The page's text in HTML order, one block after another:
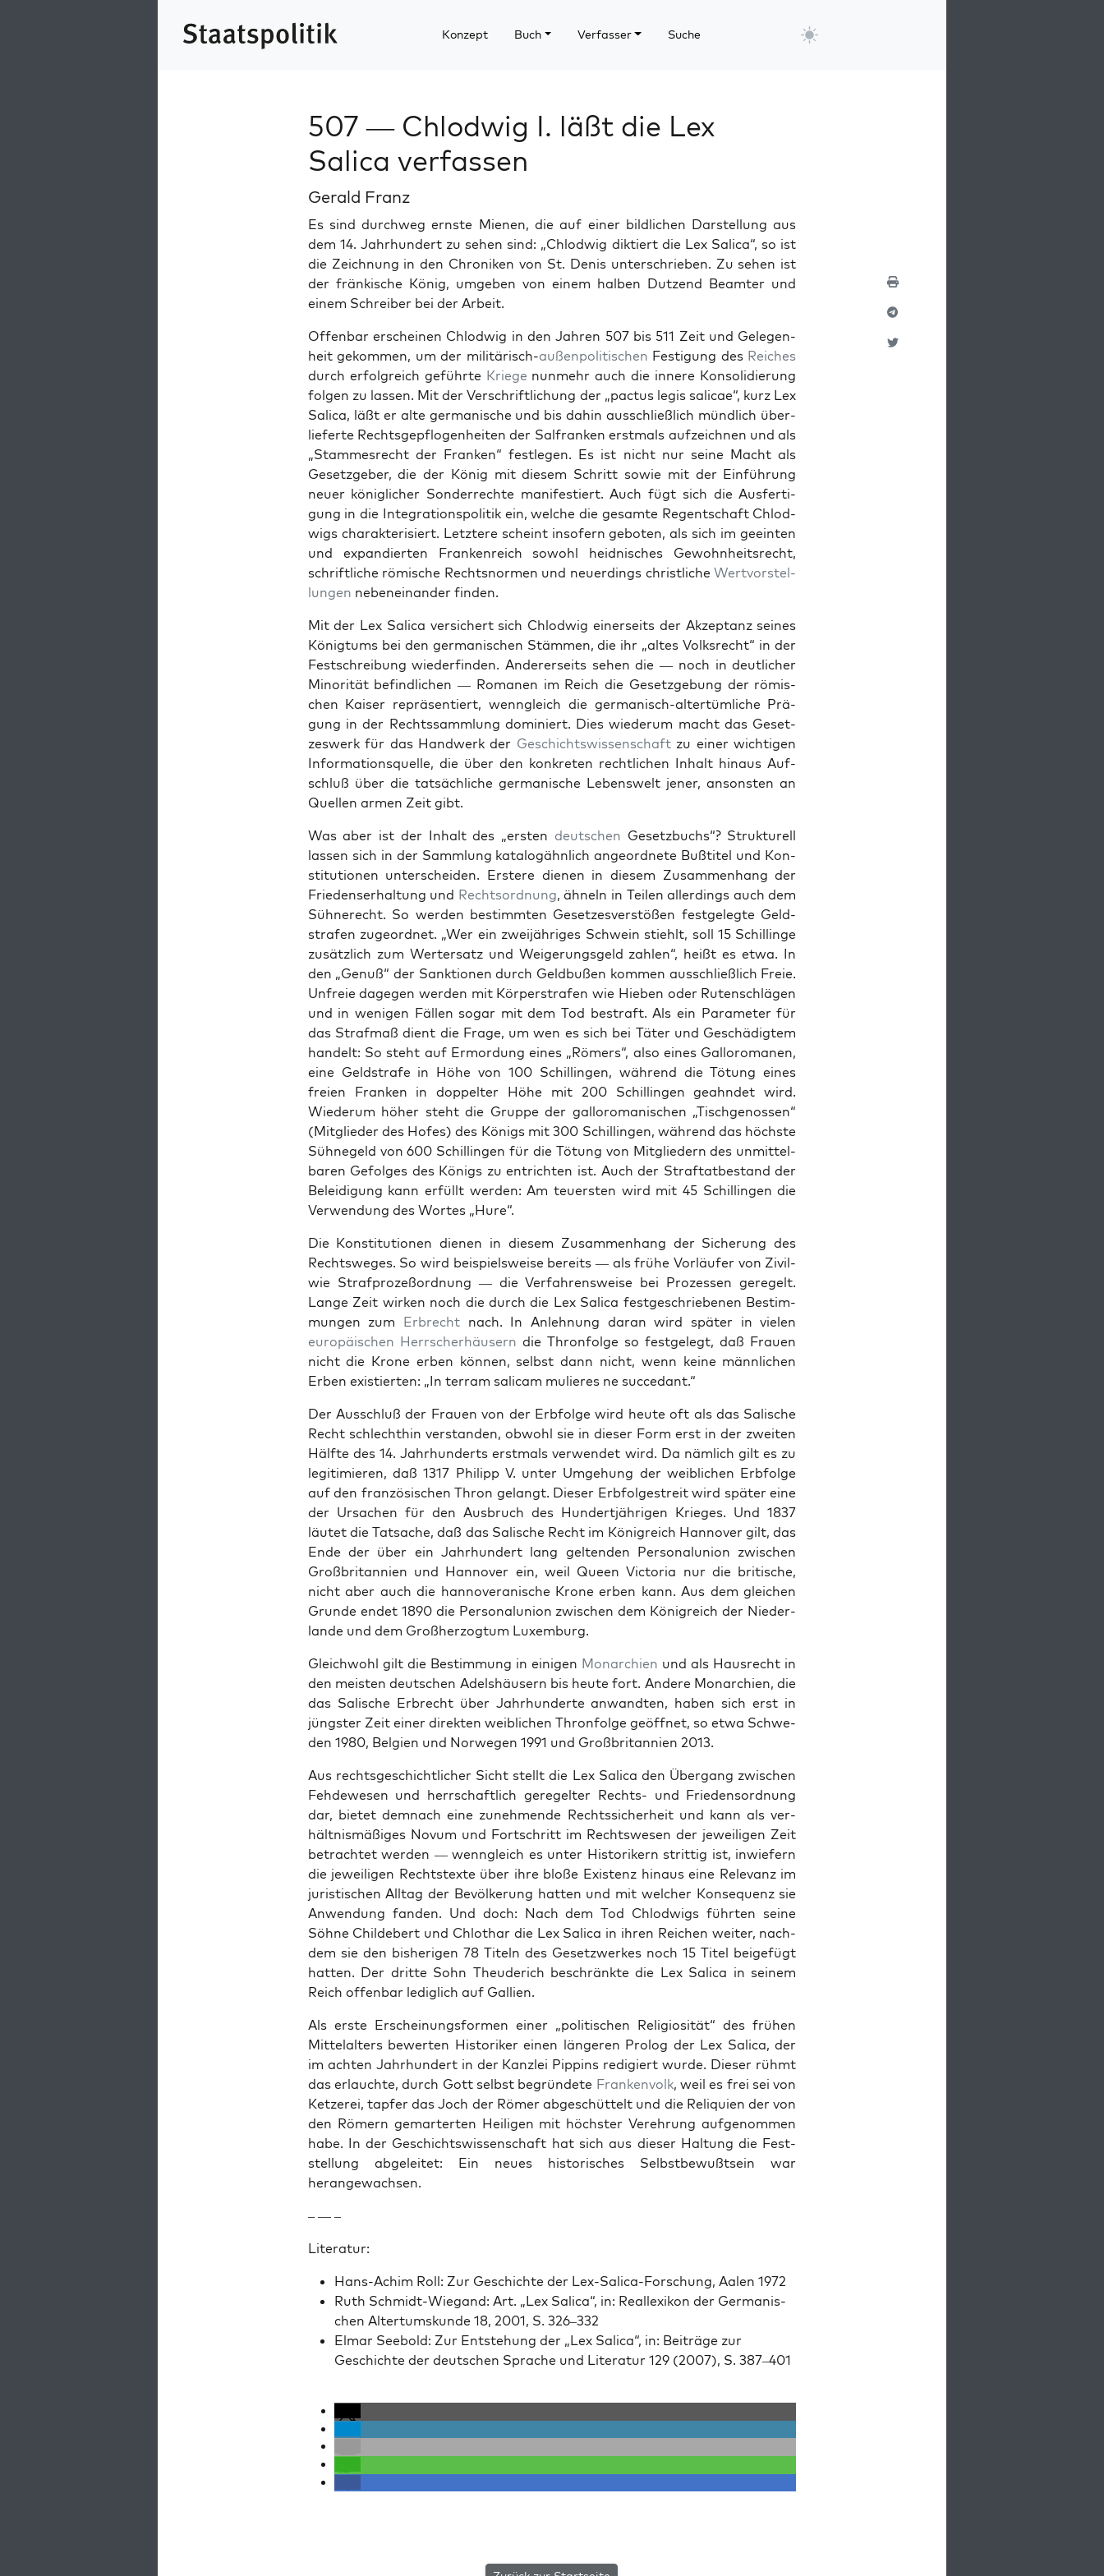
Konzept Buch Verfasser Suche
507 — Chlodwig I. läßt die Lex
Salica verfassen
Gerald Franz
Es sind durch­weg ern­ste Mienen, die auf ein­er bildlichen Darstel­lung aus
dem 14. Jahrhun­dert zu sehen sind: „Chlod­wig dik­tiert die Lex Sal­i­ca“, so ist
die Zeich­nung in den Chroniken von St. Denis unter­schrieben. Zu sehen ist
der fränkische König, umgeben von einem hal­ben Dutzend Beamter und
einem Schreiber bei der Arbeit.
Offen­bar erscheinen Chlod­wig in den Jahren 507 bis 511 Zeit und Gele­gen­
heit gekom­men, um der mil­itärisch-außen­poli­tis­chen Fes­ti­gung des Reich­es
durch erfol­gre­ich geführte Kriege nun­mehr auch die innere Kon­so­li­dierung
fol­gen zu lassen. Mit der Ver­schriftlichung der „pactus legis sal­i­cae“, kurz Lex
Sal­i­ca, läßt er alte ger­man­is­che und bis dahin auss­chließlich mündlich über­
lieferte Rechts­gepflo­gen­heit­en der Sal­franken erst­mals aufze­ich­nen und als
„Stammes­recht der Franken“ fes­tle­gen. Es ist nicht nur seine Macht als
Geset­zge­ber, die der König mit diesem Schritt sowie mit der Ein­führung
neuer königlich­er Son­der­rechte man­i­festiert. Auch fügt sich die Aus­fer­ti­
gung in die Inte­gra­tionspoli­tik ein, welche die gesamte Regentschaft Chlod­
wigs charak­ter­isiert. Let­ztere scheint insofern geboten, als sich im geein­ten
und expandierten Franken­re­ich sowohl hei­d­nis­ches Gewohn­heit­srecht,
schriftliche römis­che Recht­snor­men und neuerd­ings christlicheWertvorstel­
lun­gen nebeneinan­der find­en.
Mit der Lex Sal­i­ca ver­sichert sich Chlod­wig ein­er­seits der Akzep­tanz seines
König­tums bei den ger­man­is­chen Stäm­men, die ihr „altes Volk­srecht“ in der
Festschrei­bung wiederfind­en. Ander­er­seits sehen die — noch in deut­lich­er
Minorität befind­lichen — Roma­nen im Reich die Geset­zge­bung der römis­
chen Kaiser repräsen­tiert, wen­ngle­ich die ger­man­isch-altertüm­liche Prä­
gung in der Rechtssamm­lung dominiert. Dies wiederum macht das Geset­
zeswerk für das Handw­erk der Geschichtswis­senschaftzu ein­er wichti­gen
Infor­ma­tion­squelle, die über den konkreten rechtlichen Inhalt hin­aus Auf­
schluß über die tat­säch­liche ger­man­is­che Lebenswelt jen­er, anson­sten an
Quellen armen Zeit gibt.
Was aber ist der Inhalt des „ersten deutschen Geset­zbuchs“? Struk­turell
lassen sich in der Samm­lung kat­a­logähn­lich ange­ord­nete Bußti­tel und Kon­
sti­tu­tio­nen unter­schei­den. Erstere dienen in diesem Zusam­men­hang der
Friedenser­hal­tung und Recht­sor­d­nung, ähneln in Teilen allerd­ings auch dem
Süh­nerecht. So wer­den bes­timmten Geset­zesver­stößen fest­gelegte Geld­
strafen zuge­ord­net. „Wer ein zwei­jähriges Schwein stiehlt, soll 15 Schillinge
zusät­zlich zum Wert­er­satz und Weigerungs­geld zahlen“, heißt es etwa. In
den „Genuß“ der Sank­tio­nen durch Geld­bußen kom­men auss­chließlich Freie.
Unfreie dage­gen wer­den mit Kör­per­strafen wie Hieben oder Ruten­schlä­gen
und in weni­gen Fällen sog­ar mit dem Tod bestraft. Als ein Para­me­ter für
das Straf­maß dient die Frage, um wen es sich bei Täter und Geschädigtem
han­delt: So ste­ht auf Ermor­dung eines „Römers“, also eines Gal­loro­ma­nen,
eine Geld­strafe in Höhe von 100 Schillin­gen, während die Tötung eines
freien Franken in dop­pel­ter Höhe mit 200 Schillin­gen geah­n­det wird.
Wiederum höher ste­ht die Gruppe der gal­loro­man­is­chen „Tis­chgenossen“
(Mit­glieder des Hofes) des Königs mit 300 Schillin­gen, während das höch­ste
Süh­negeld von 600 Schillin­gen für die Tötung von Mit­gliedern des unmit­tel­
baren Gefolges des Königs zu entricht­en ist. Auch der Straftatbe­stand der
Belei­di­gung kann erfüllt wer­den: Am teuer­sten wird mit 45 Schillin­gen die
Ver­wen­dung des Wortes „Hure“.
Die Kon­sti­tu­tio­nen dienen in diesem Zusam­men­hang der Sicherung des
Rechtsweges. So wird beispiel­sweise bere­its — als frühe Vor­läufer von Ziv­il-
wie Straf­prozeßord­nung — die Ver­fahrensweise bei Prozessen geregelt.
Lange Zeit wirken noch die durch die Lex Sal­i­ca fest­geschriebe­nen Bes­tim­
mungen zum Erbrecht nach. In Anlehnung daran wird später in vie­len
europäis­chen Herrscher­häusern die Thron­folge so fest­gelegt, daß Frauen
nicht die Kro­ne erben kön­nen, selb­st dann nicht, wenn keine männlichen
Erben existierten: „In ter­ram sali­cam mulieres ne suc­cedant.“
Der Auss­chluß der Frauen von der Erb­folge wird heute oft als das Salis­che
Recht schlechthin ver­standen, obwohl sie in dieser Form erst in der zweit­en
Hälfte des 14. Jahrhun­derts erst­mals ver­wen­det wird. Da näm­lich gilt es zu
legit­imieren, daß 1317 Philipp V. unter Umge­hung der weib­lichen Erb­folge
auf den franzö­sis­chen Thron gelangt. Dieser Erb­folgestre­it wird später eine
der Ursachen für den Aus­bruch des Hun­dertjähri­gen Krieges. Und 1837
läutet die Tat­sache, daß das Salis­che Recht im Kön­i­gre­ich Han­nover gilt, das
Ende der über ein Jahrhun­dert lang gel­tenden Per­son­alu­nion zwis­chen
Großbri­tan­nien und Han­nover ein, weil Queen Vic­to­ria nur die britis­che,
nicht aber auch die han­noveranis­che Kro­ne erben kann. Aus dem gle­ichen
Grunde endet 1890 die Per­son­alu­nion zwis­chen dem Kön­i­gre­ich der Nieder­
lande und dem Großher­zog­tum Lux­em­burg.
Gle­ich­wohl gilt die Bes­tim­mung in eini­gen Monar­chien und als Haus­recht in
den meis­ten deutschen Adelshäusern bis heute fort. Andere Monar­chien, die
das Salis­che Erbrecht über Jahrhun­derte anwandten, haben sich erst in
jüng­ster Zeit ein­er direk­ten weib­lichen Thron­folge geöffnet, so etwa Schwe­
den 1980, Bel­gien und Nor­we­gen 1991 und Großbri­tan­nien 2013.
Aus rechts­geschichtlich­er Sicht stellt die Lex Sal­i­ca den Über­gang zwis­chen
Fehdewe­sen und herrschaftlich geregel­ter Rechts- und Frieden­sor­d­nung
dar, bietet dem­nach eine zunehmende Rechtssicher­heit und kann als ver­
hält­nis­mäßiges Novum und Fortschritt im Rechtswe­sen der jew­eili­gen Zeit
betra­chtet wer­den — wen­ngle­ich es unter His­torik­ern strit­tig ist, inwiefern
die jew­eili­gen Recht­s­texte über ihre bloße Exis­tenz hin­aus eine Rel­e­vanz im
juris­tis­chen All­t­ag der Bevölkerung hat­ten und mit welch­er Kon­se­quenz sie
Anwen­dung fan­den. Und doch: Nach dem Tod Chlod­wigs führten seine
Söhne Childe­bert und Chlothar die Lex Sal­i­ca in ihren Reichen weit­er, nach­
dem sie den bish­eri­gen 78 Titeln des Geset­zw­erkes noch 15 Titel beige­fügt
hat­ten. Der dritte Sohn Theud­erich beschränk­te die Lex Sal­i­ca in seinem
Reich offen­bar lediglich auf Gal­lien.
Als erste Erschei­n­ungs­for­men ein­er „poli­tis­chen Reli­giosität“ des frühen
Mit­te­lal­ters bew­erten His­torik­er einen län­geren Pro­log der Lex Sal­i­ca, der
im acht­en Jahrhun­dert in der Kan­zlei Pip­pins redigiert wurde. Dieser rühmt
das erlauchte, durch Gott selb­st begrün­dete Franken­volk, weil es frei sei von
Ket­zerei, tapfer das Joch der Römer abgeschüt­telt und die Reliquien der von
den Römern gemarterten Heili­gen mit höch­ster Verehrung aufgenom­men
habe. In der Geschichtswis­senschaft hat sich aus dieser Hal­tung die Fest­
stel­lung abgeleit­et: Ein neues his­torisches Selb­st­be­wußt­sein war
herangewach­sen.
– — –
Lit­er­atur:
Hans-Achim Roll: Zur Geschichte der Lex-Sal­i­ca-Forschung, Aalen 1972
Ruth Schmidt-Wie­gand: Art. „Lex Sal­i­ca“, in: Reallexikon der Ger­man­is­
chen Alter­tum­skunde 18, 2001, S. 326–332
Elmar See­bold: Zur Entste­hung der „Lex Sal­i­ca“, in: Beiträge zur
Geschichte der deutschen Sprache und Lit­er­atur 129 (2007), S. 387–401